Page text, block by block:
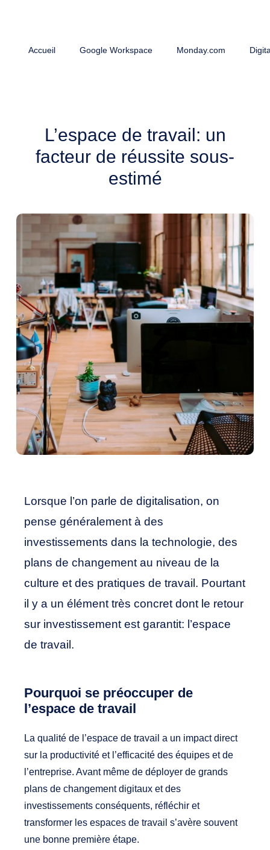
Accueil Google Workspace Monday.com
L’espace de travail: un
facteur de réussite sous-
estimé
Lorsque l’on parle de digitalisation, on
pense généralement à des
investissements dans la technologie, des
plans de changement au niveau de la
culture et des pratiques de travail. Pourtant
il y a un élément très concret dont le retour
sur investissement est garantit: l’espace
de travail.
Pourquoi se préoccuper de
l’espace de travail
La qualité de l’espace de travail a un impact direct
sur la productivité et l’efficacité des équipes et de
l’entreprise. Avant même de déployer de grands
plans de changement digitaux et des
investissements conséquents, réfléchir et
transformer les espaces de travail s’avère souvent
une bonne première étape.